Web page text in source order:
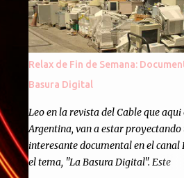
nuestra propia óptica: un punto de
independiente e informal.Para
nos ocurrió que estemos todos
cuando digo "todos" me refiero a
semanario como panelista, y a
eso se nos ocurrió la idea de emitir
vivo. La tarea no fué facil, hubo que
coordinar horarios, preparar el
configurar muchos programejos y
Relax de Fin de Semana:
Basura Digital
Leo en la revista del Cable que aqui
Argentina, van a estar proyectando
interesante documental en el canal
el tema, "La Basura Digital". Este